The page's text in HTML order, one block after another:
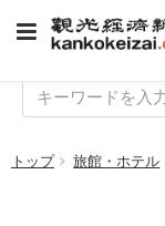
トップ 旅館・ホテル